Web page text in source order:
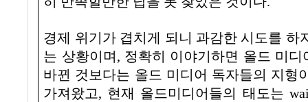
경제 위기가 겹치게 되니 과감한 시도를 하
는 상황이며, 정확히 이야기하면 올드 미디
바뀐 것보다는 올드 미디어 독자들의 지형
가져왔고, 현재 올드미디어들의 태도는